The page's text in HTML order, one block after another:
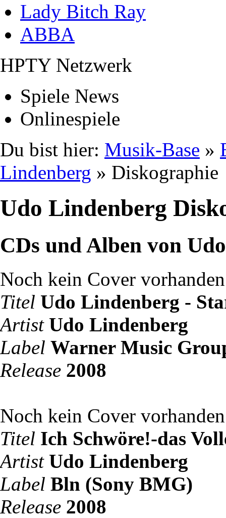
Lady Bitch Ray
ABBA
HPTY Netzwerk
Spiele News
Onlinespiele
Du bist hier: Musik-Base »
Lindenberg » Diskographie
Udo Lindenberg
CDs und Alben von
Noch kein Cover vorhanden
Titel Udo Lindenberg -
Artist Udo Lindenberg
Label Warner Music
Release 2008
Noch kein Cover vorhanden
Titel Ich Schwöre!-das
Artist Udo Lindenberg
Label Bln (Sony BMG)
Release 2008